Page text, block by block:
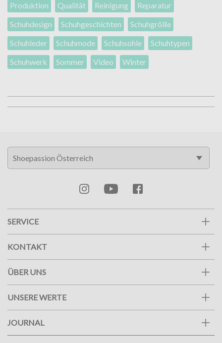
Produktion
Qualität Reinigung
Reparatur
Schuhdesign
Schuhgeschichten
Schuhgröße
Schuhleder
Schuhmode Schuhsohle
Schuhtypen
Schuhwerk
Sommer Video Winter
SERVICE
KONTAKT
ÜBER UNS
UNSERE WERTE
JOURNAL